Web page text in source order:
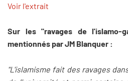
Voir l'extrait
Sur les "ravages de l'islamo-
mentionnés par JM Blanquer :
"L'islamisme fait des ravages